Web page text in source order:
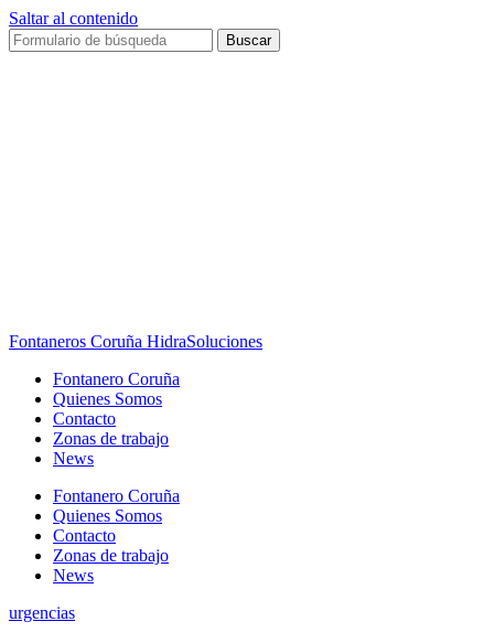
Saltar al contenido
Buscar
Fontaneros Coruña HidraSoluciones
Fontanero Coruña
Quienes Somos
Contacto
Zonas de trabajo
News
Fontanero Coruña
Quienes Somos
Contacto
Zonas de trabajo
News
urgencias